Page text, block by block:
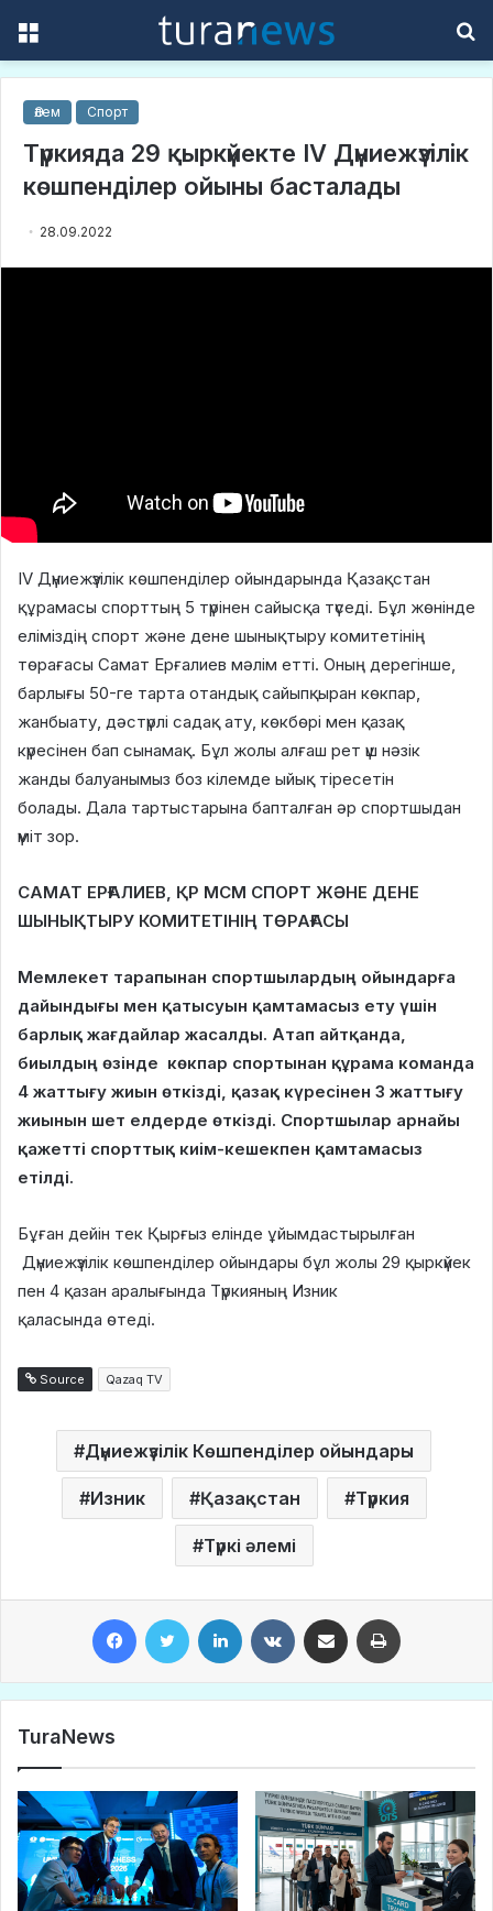
Әлем Спорт
Түркияда 29 қыркүйекте IV Дүниежүзілік
көшпенділер ойыны басталады
28.09.2022
IV Дүниежүзілік көшпенділер ойындарында Қазақстан
құрамасы спорттың 5 түрінен сайысқа түседі. Бұл жөнінде
еліміздің спорт және дене шынықтыру комитетінің
төрағасы Самат Ерғалиев мәлім етті. Оның дерегінше,
барлығы 50-ге тарта отандық сайыпқыран көкпар,
жанбыату, дәстүрлі садақ ату, көкбөрі мен қазақ
күресінен бап сынамақ. Бұл жолы алғаш рет үш нәзік
жанды балуанымыз боз кілемде ыйық тіресетін
болады. Дала тартыстарына бапталған әр спортшыдан
үміт зор.
САМАТ ЕРҒАЛИЕВ, ҚР МСМ СПОРТ ЖӘНЕ ДЕНЕ
ШЫНЫҚТЫРУ КОМИТЕТІНІҢ ТӨРАҒАСЫ
Мемлекет тарапынан спортшылардың ойындарға
дайындығы мен қатысуын қамтамасыз ету үшін
барлық жағдайлар жасалды. Атап айтқанда,
биылдың өзінде көкпар спортынан құрама команда
4 жаттығу жиын өткізді, қазақ күресінен 3 жаттығу
жиынын шет елдерде өткізді. Спортшылар арнайы
қажетті спорттық киім-кешекпен қамтамасыз
етілді.
Бұған дейін тек Қырғыз елінде ұйымдастырылған
Дүниежүзілік көшпенділер ойындары бұл жолы 29 қыркүйек
пен 4 қазан аралығында Түркияның Изник
қаласында өтеді.
Source Qazaq TV
Дүниежүзілік Көшпенділер ойындары
Изник Қазақстан Түркия
Түркі әлемі
TuraNews